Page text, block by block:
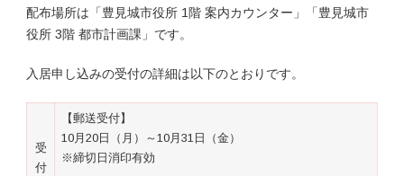
配布場所は「豊見城市役所 1階 案内カウンター」「豊見城市
役所 3階 都市計画課」です。
入居申し込みの受付の詳細は以下のとおりです。
受
付
【郵送受付】
10月20日（月）～10月31日（金）
※締切日消印有効